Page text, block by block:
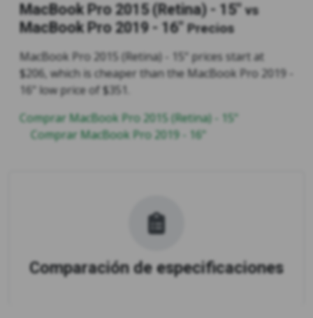
MacBook Pro 2015 (Retina) - 15" vs
MacBook Pro 2019 - 16" Precios
MacBook Pro 2015 (Retina) - 15" prices start at
$206, which is cheaper than the MacBook Pro 2019 -
16" low price of $351.
Comprar MacBook Pro 2015 (Retina) - 15"
Comprar MacBook Pro 2019 - 16"
Comparación de especificaciones